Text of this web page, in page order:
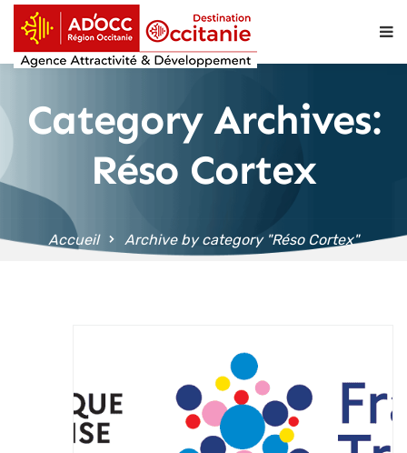
principal
Category Archives:
Réso Cortex
Accueil Archive by category "Réso Cortex"